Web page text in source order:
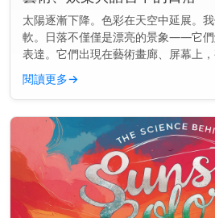
太陽逐漸下降。色彩在天空中延展。
軟。日落不僅僅是漂亮的景象——它
表達。它們出現在藝術畫廊、屏幕上
為什麼日落總是出現在各處呢？ 主要
頻繁出現，是因...
閱讀更多→